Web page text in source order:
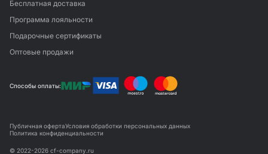
Бесплатная доставка
Программа лояльности
Подарочные сертификаты
Оптовые продажи
Способы оплаты:
© 2022-2026 cf-company.ru
Публичная офертаУсловия обработки персональных данных
Политика конфиденциальности